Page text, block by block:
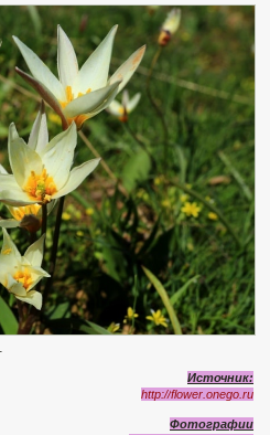
Источник:
http://flower onego ru
Фотографии